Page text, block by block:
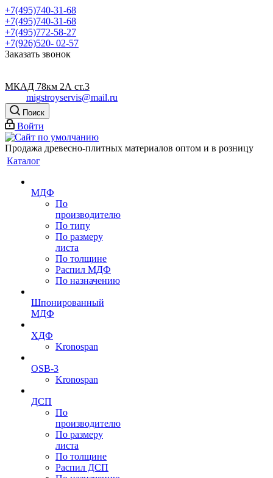
+7(495)740-31-68
+7(495)740-31-68
+7(495)772-58-27
+7(926)520- 02-57
Заказать звонок
МКАД 78км 2А ст.3
migstroyservis@mail.ru
Поиск
Войти
Продажа древесно-плитных материалов оптом и в розницу
Каталог
МДФ
По
производителю
По типу
По размеру
листа
По толщине
Распил МДФ
По назначению
Шпонированный
МДФ
ХДФ
Kronospan
OSB-3
Kronospan
ДСП
По
производителю
По размеру
листа
По толщине
Распил ДСП